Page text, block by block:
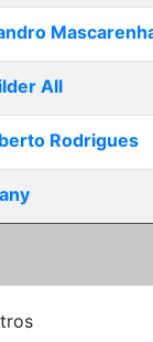
All
Rodrigues